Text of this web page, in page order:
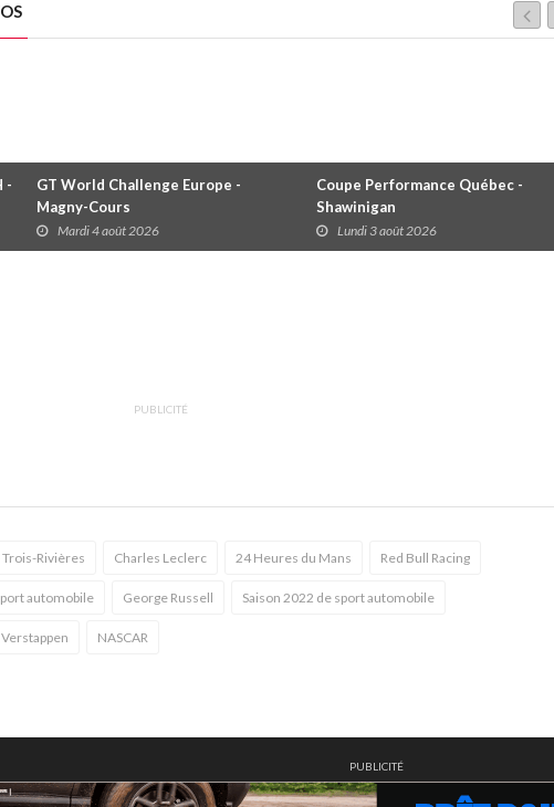
-
GT World Challenge Europe -
Magny-Cours
Mardi 4 août 2026
Coupe Performance Québec -
Shawinigan
Lundi 3 août 2026
PUBLICITÉ
Rivières Charles Leclerc 24 Heures du Mans Red Bull Racing
automobile George Russell Saison 2022 de sport automobile
NASCAR
PUBLICITÉ